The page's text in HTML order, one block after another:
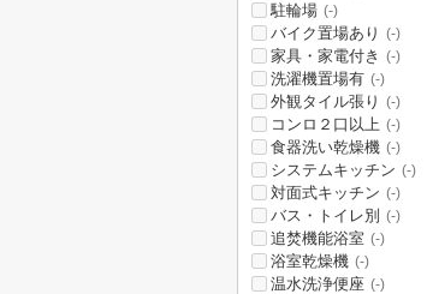
駐輪場 (-)
バイク置場あり (-)
家具・家電付き (-)
洗濯機置場有 (-)
外観タイル張り (-)
コンロ２口以上 (-)
食器洗い乾燥機 (-)
システムキッチン (-)
対面式キッチン (-)
バス・トイレ別 (-)
追焚機能浴室 (-)
浴室乾燥機 (-)
温水洗浄便座 (-)